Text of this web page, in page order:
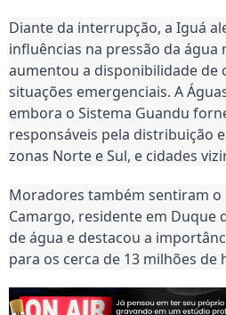
Diante da interrupção, a Iguá
influências na pressão da água
aumentou a disponibilidade de
situações emergenciais. A
embora o Sistema Guandu
responsáveis pela distribuição
zonas Norte e Sul, e cidades
Moradores também sentiram
Camargo, residente em Duque
de água e destacou a
para os cerca de 13 milhões de